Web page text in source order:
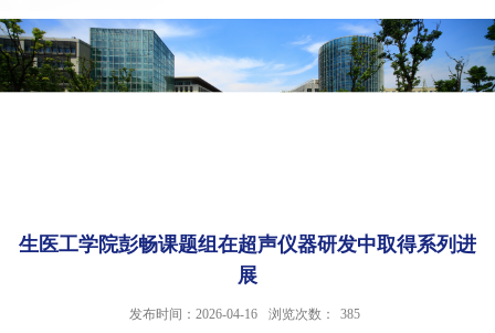
生医工学院彭畅课题组在超声仪器研发中取得系列进
展
发布时间：2026-04-16 浏览次数： 385